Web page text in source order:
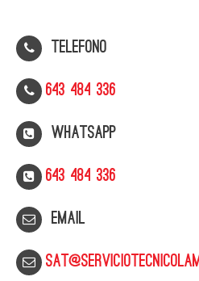
Telefono
643 484 336
WhatsApp
643 484 336
Email